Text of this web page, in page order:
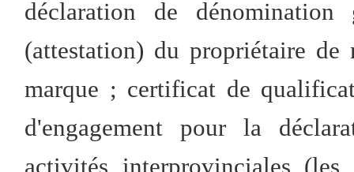
déclaration de dénomination
(attestation) du propriétaire de
marque ; certificat de
d'engagement pour la
activités interprovinciales